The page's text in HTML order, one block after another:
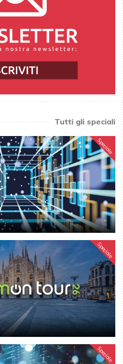
Tutti gli speciali
Speciale
Speciale
Speciale